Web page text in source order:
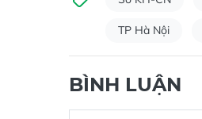
TP Hà Nội
BÌNH LUẬN